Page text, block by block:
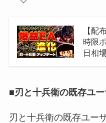
【配
時限
日相
■刃と十兵衛の既存ユ
刃と十兵衛の既存ユー